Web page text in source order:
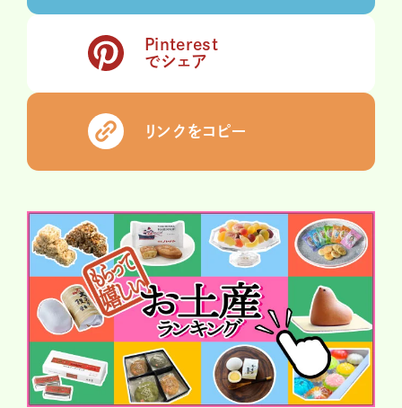
Pinterest
でシェア
リンクをコピー